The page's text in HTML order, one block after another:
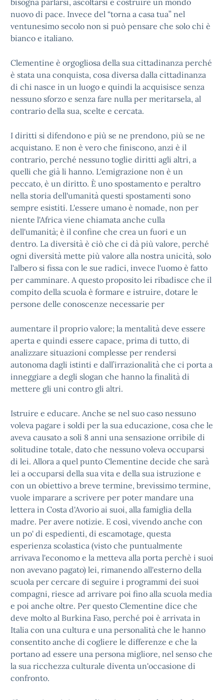
bisogna parlarsi, ascoltarsi e costruire un mondo
nuovo di pace. Invece del “torna a casa tua” nel
ventunesimo secolo non si può pensare che solo chi è
bianco e italiano.
Clementine è orgogliosa della sua cittadinanza perché
è stata una conquista, cosa diversa dalla cittadinanza
di chi nasce in un luogo e quindi la acquisisce senza
nessuno sforzo e senza fare nulla per meritarsela, al
contrario della sua, scelte e cercata.
I diritti si difendono e più se ne prendono, più se ne
acquistano. E non è vero che finiscono, anzi è il
contrario, perché nessuno toglie diritti agli altri, a
quelli che già li hanno. L'emigrazione non è un
peccato, è un diritto. È uno spostamento e peraltro
nella storia dell'umanità questi spostamenti sono
sempre esistiti. L'essere umano è nomade, non per
niente l'Africa viene chiamata anche culla
dell'umanità; è il confine che crea un fuori e un
dentro. La diversità è ciò che ci dà più valore, perché
ogni diversità mette più valore alla nostra unicità, solo
l'albero si fissa con le sue radici, invece l'uomo è fatto
per camminare. A questo proposito lei ribadisce che il
compito della scuola è formare e istruire, dotare le
persone delle conoscenze necessarie per
aumentare il proprio valore; la mentalità deve essere
aperta e quindi essere capace, prima di tutto, di
analizzare situazioni complesse per rendersi
autonoma dagli istinti e dall’irrazionalità che ci porta a
inneggiare a degli slogan che hanno la finalità di
mettere gli uni contro gli altri.
Istruire e educare. Anche se nel suo caso nessuno
voleva pagare i soldi per la sua educazione, cosa che le
aveva causato a soli 8 anni una sensazione orribile di
solitudine totale, dato che nessuno voleva occuparsi
di lei. Allora a quel punto Clementine decide che sarà
lei a occuparsi della sua vita e della sua istruzione e
con un obiettivo a breve termine, brevissimo termine,
vuole imparare a scrivere per poter mandare una
lettera in Costa d'Avorio ai suoi, alla famiglia della
madre. Per avere notizie. E così, vivendo anche con
un po' di espedienti, di escamotage, questa
esperienza scolastica (visto che puntualmente
arrivava l'economo e la metteva alla porta perchè i suoi
non avevano pagato) lei, rimanendo all'esterno della
scuola per cercare di seguire i programmi dei suoi
compagni, riesce ad arrivare poi fino alla scuola media
e poi anche oltre. Per questo Clementine dice che
deve molto al Burkina Faso, perché poi è arrivata in
Italia con una cultura e una personalità che le hanno
consentito anche di cogliere le differenze e che la
portano ad essere una persona migliore, nel senso che
la sua ricchezza culturale diventa un'occasione di
confronto.